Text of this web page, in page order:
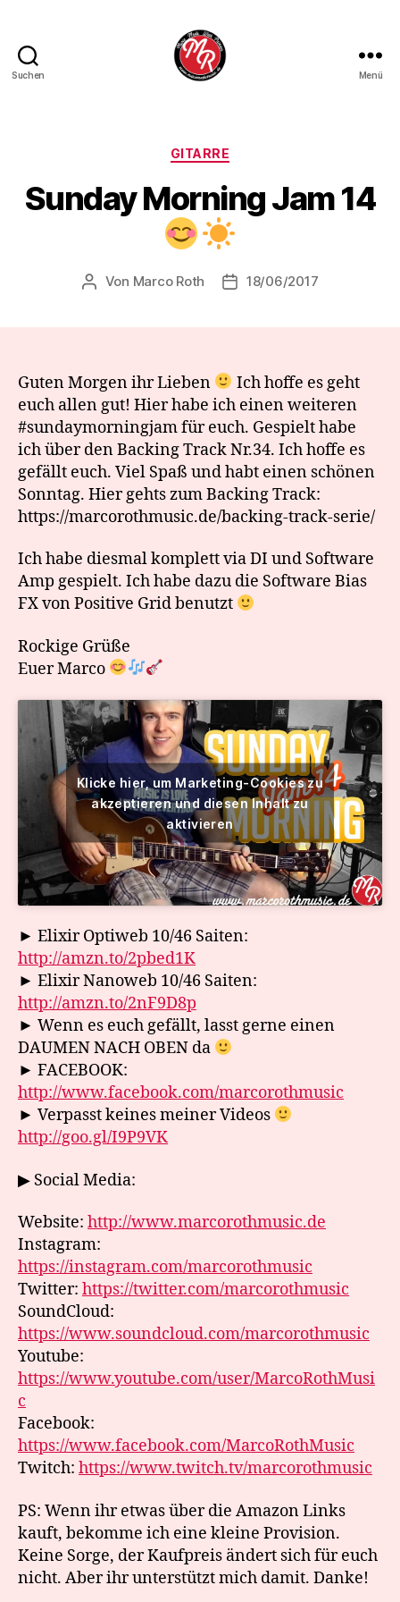
Suchen Menü
Kategorien
GITARRE
Sunday Morning Jam 14
Beitragsautor
Von Marco Roth Veröffentlichungsdatum
18/06/2017
Guten Morgen ihr Lieben
Ich hoffe es geht
euch allen gut! Hier habe ich einen weiteren
#sundaymorningjam für euch. Gespielt habe
ich über den Backing Track Nr.34. Ich hoffe es
gefällt euch. Viel Spaß und habt einen schönen
Sonntag. Hier gehts zum Backing Track:
https://marcorothmusic.de/backing-track-serie/
Ich habe diesmal komplett via DI und Software
Amp gespielt. Ich habe dazu die Software Bias
FX von Positive Grid benutzt
Rockige Grüße
Euer Marco
Klicke hier, um Marketing-Cookies zu
akzeptieren und diesen Inhalt zu
aktivieren
► Elixir Optiweb 10/46 Saiten:
http://amzn.to/2pbed1K
► Elixir Nanoweb 10/46 Saiten:
http://amzn.to/2nF9D8p
► Wenn es euch gefällt, lasst gerne einen
DAUMEN NACH OBEN da
► FACEBOOK:
http://www.facebook.com/marcorothmusic
► Verpasst keines meiner Videos
http://goo.gl/I9P9VK
▶ Social Media:
Website: http://www.marcorothmusic.de
Instagram:
https://instagram.com/marcorothmusic
Twitter: https://twitter.com/marcorothmusic
SoundCloud:
https://www.soundcloud.com/marcorothmusic
Youtube:
https://www.youtube.com/user/MarcoRothMusi
c
Facebook:
https://www.facebook.com/MarcoRothMusic
Twitch: https://www.twitch.tv/marcorothmusic
PS: Wenn ihr etwas über die Amazon Links
kauft, bekomme ich eine kleine Provision.
Keine Sorge, der Kaufpreis ändert sich für euch
nicht. Aber ihr unterstützt mich damit. Danke!